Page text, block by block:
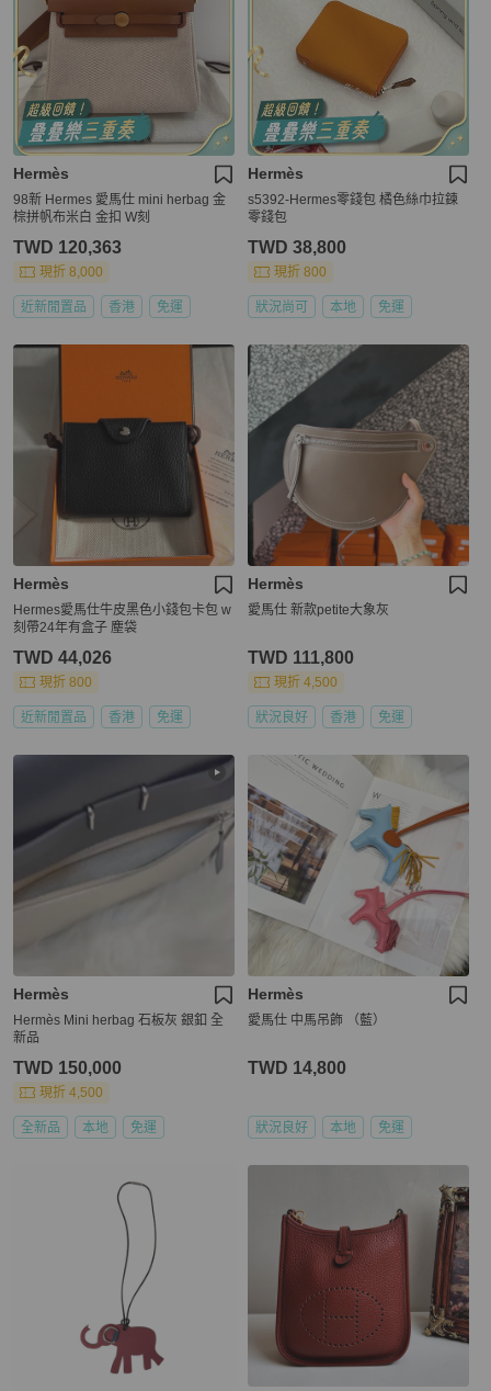
Hermès
98新 Hermes 愛馬仕 mini herbag 金
棕拼帆布米白 金扣 W刻
TWD 120,363
現折 8,000
近新閒置品 香港 免運
Hermès
s5392-Hermes零錢包 橘色絲巾拉鍊
零錢包
TWD 38,800
現折 800
狀況尚可 本地 免運
Hermès
Hermes愛馬仕牛皮黑色小錢包卡包 w
刻帶24年有盒子 塵袋
TWD 44,026
現折 800
近新閒置品 香港 免運
Hermès
愛馬仕 新款petite大象灰
TWD 111,800
現折 4,500
狀況良好 香港 免運
Hermès
Hermès Mini herbag 石板灰 銀釦 全
新品
TWD 150,000
現折 4,500
全新品 本地 免運
Hermès
愛馬仕 中馬吊飾 （藍）
TWD 14,800
狀況良好 本地 免運